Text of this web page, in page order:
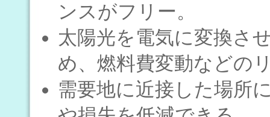
ンスがフリー。
太陽光を電気に変換さ
め、燃料費変動などの
需要地に近接した場所